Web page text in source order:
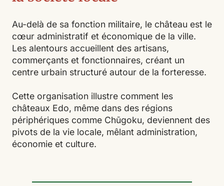
Au-delà de sa fonction militaire, le château est le
cœur administratif et économique de la ville.
Les alentours accueillent des artisans,
commerçants et fonctionnaires, créant un
centre urbain structuré autour de la forteresse.
Cette organisation illustre comment les
châteaux Edo, même dans des régions
périphériques comme Chūgoku, deviennent des
pivots de la vie locale, mêlant administration,
économie et culture.